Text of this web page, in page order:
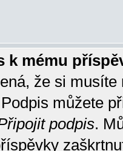
k mému
že si
můžete
podpis.